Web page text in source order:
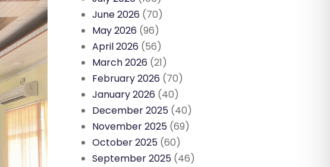
June 2026 (70)
May 2026 (96)
April 2026 (56)
March 2026 (21)
February 2026 (70)
January 2026 (40)
December 2025 (40)
November 2025 (69)
October 2025 (60)
September 2025 (46)